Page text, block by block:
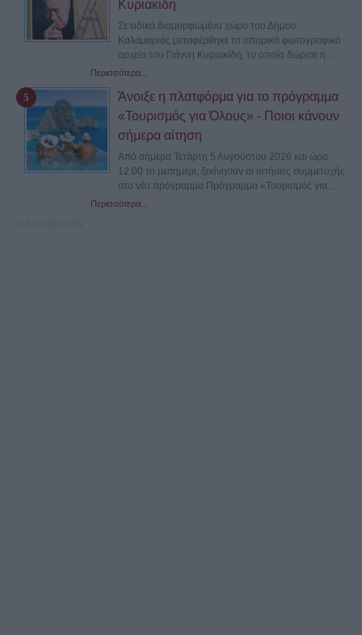
Κυριακίδη
Σε ειδικά διαμορφωμένο χώρο του Δήμου
Καλαμαριάς μεταφέρθηκε το ιστορικό φωτογραφικό
αρχείο του Γιάννη Κυριακίδη, το οποίο δώρισε η...
Περισσότερα...
Άνοιξε η πλατφόρμα για το πρόγραμμα
«Τουρισμός για Όλους» - Ποιοι κάνουν
σήμερα αίτηση
Από σήμερα Τετάρτη 5 Αυγούστου 2026 και ώρα
12:00 το μεσημέρι, ξεκίνησαν οι αιτήσεις συμμετοχής
στο νέο πρόγραμμα Πρόγραμμα «Τουρισμός για...
Περισσότερα...